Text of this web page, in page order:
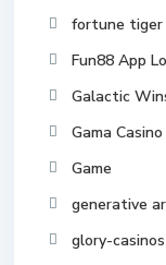
fortune tiger
Fun88 App
Galactic
Gama Casino
Game
generative
glory-